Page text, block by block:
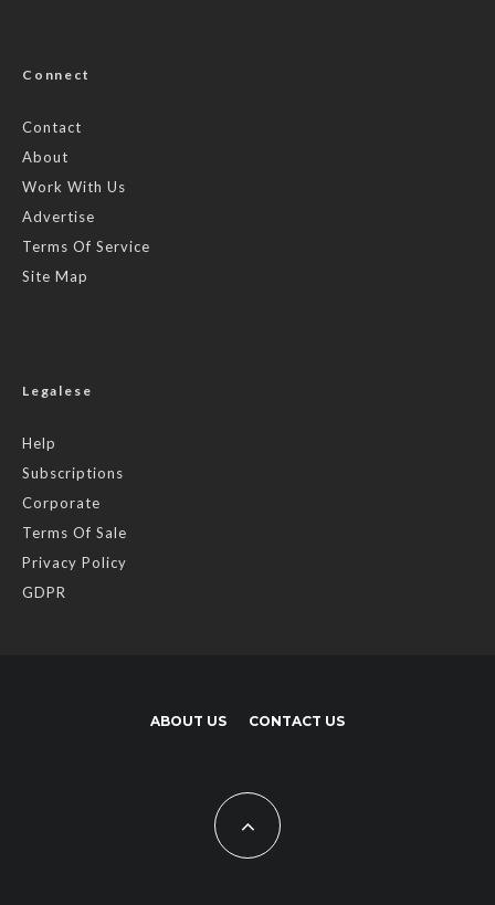
Connect
Contact
About
Work With Us
Advertise
Terms Of Service
Site Map
Legalese
Help
Subscriptions
Corporate
Terms Of Sale
Privacy Policy
GDPR
ABOUT US CONTACT US